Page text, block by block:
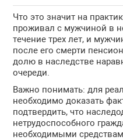
Что это значит на
проживал с мужчиной в
течение трех лет, и
после его смерти
долю в наследстве
очереди.
Важно понимать: для
необходимо доказать
подтвердить, что
нетрудоспособного
необходимыми